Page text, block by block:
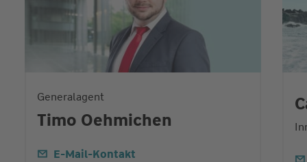
Generalagent
Timo Oehmichen
E-Mail-Kontakt